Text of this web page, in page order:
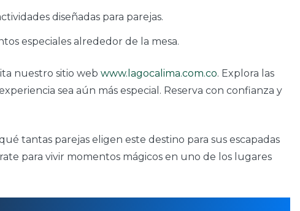
diseñadas para parejas.
especiales alrededor de la mesa.
nuestro sitio web www.lagocalima.com.co. Explora las
sea aún más especial. Reserva con confianza y
tantas parejas eligen este destino para sus escapadas
para vivir momentos mágicos en uno de los lugares